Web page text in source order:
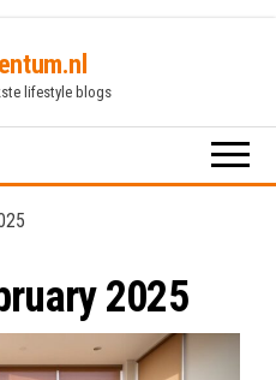
lifestyle blogs
2025